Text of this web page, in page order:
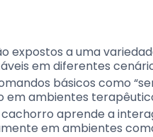
expostos a uma
em diferentes
básicos como
em ambientes
cachorro aprende a
em ambientes